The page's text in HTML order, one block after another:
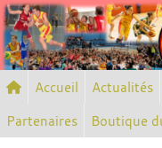
Accueil Actualités
Partenaires
Boutique
Panneau de gestion des